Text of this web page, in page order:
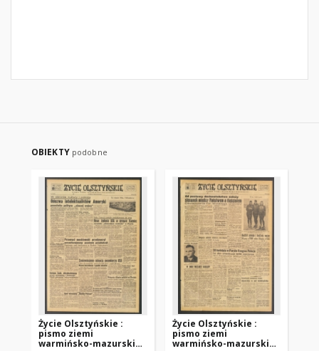
OBIEKTY podobne
Życie Olsztyńskie :
pismo ziemi
warmińsko-mazurskiej,
Życie Olsztyńskie :
pismo ziemi
warmińsko-mazurskiej,